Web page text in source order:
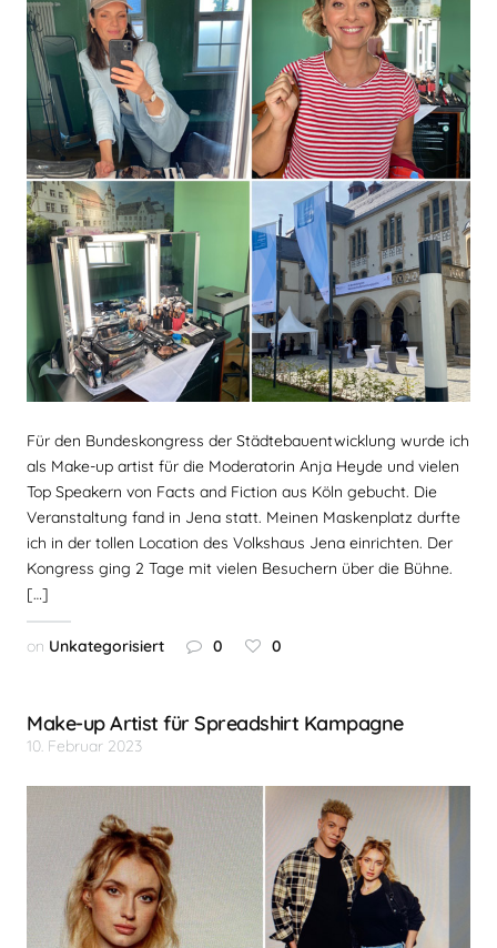
Für den Bundeskongress der Städtebauentwicklung wurde ich
als Make-up artist für die Moderatorin Anja Heyde und vielen
Top Speakern von Facts and Fiction aus Köln gebucht. Die
Veranstaltung fand in Jena statt. Meinen Maskenplatz durfte
ich in der tollen Location des Volkshaus Jena einrichten. Der
Kongress ging 2 Tage mit vielen Besuchern über die Bühne.
[…]
on Unkategorisiert 0 0
Make-up Artist für Spreadshirt Kampagne
10. Februar 2023